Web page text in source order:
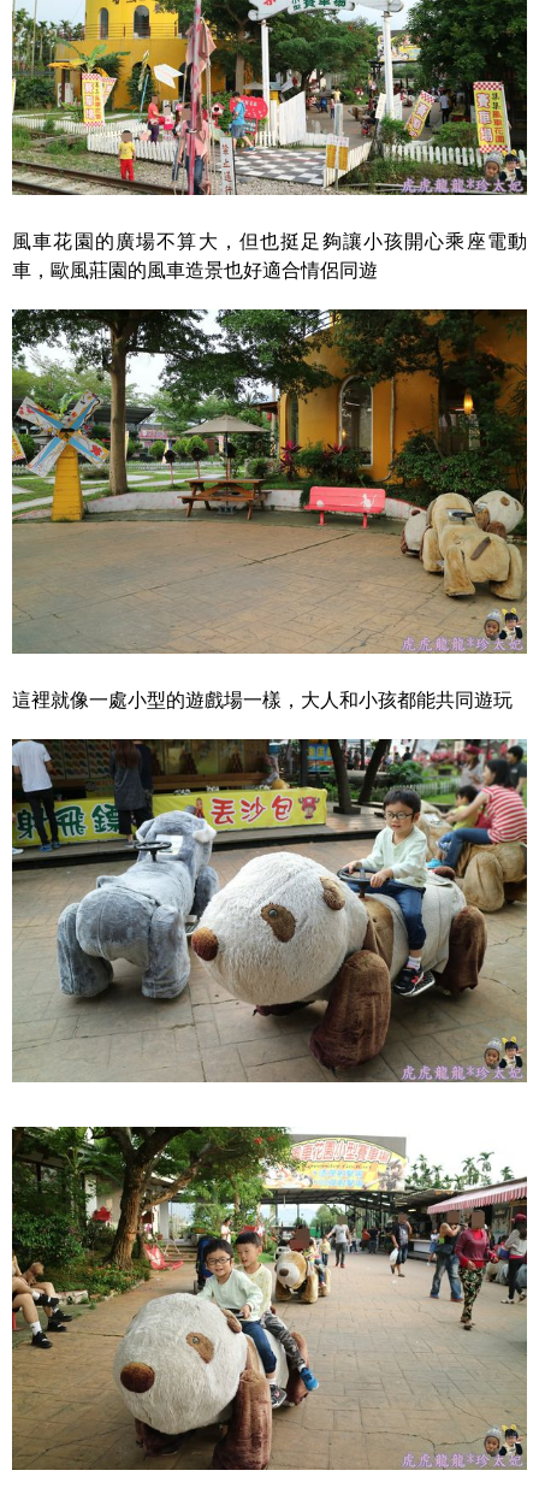
風車花園的廣場不算大，但也挺足夠讓小孩開心乘座電動
車，歐風莊園的風車造景也好適合情侶同遊
這裡就像一處小型的遊戲場一樣，大人和小孩都能共同遊玩